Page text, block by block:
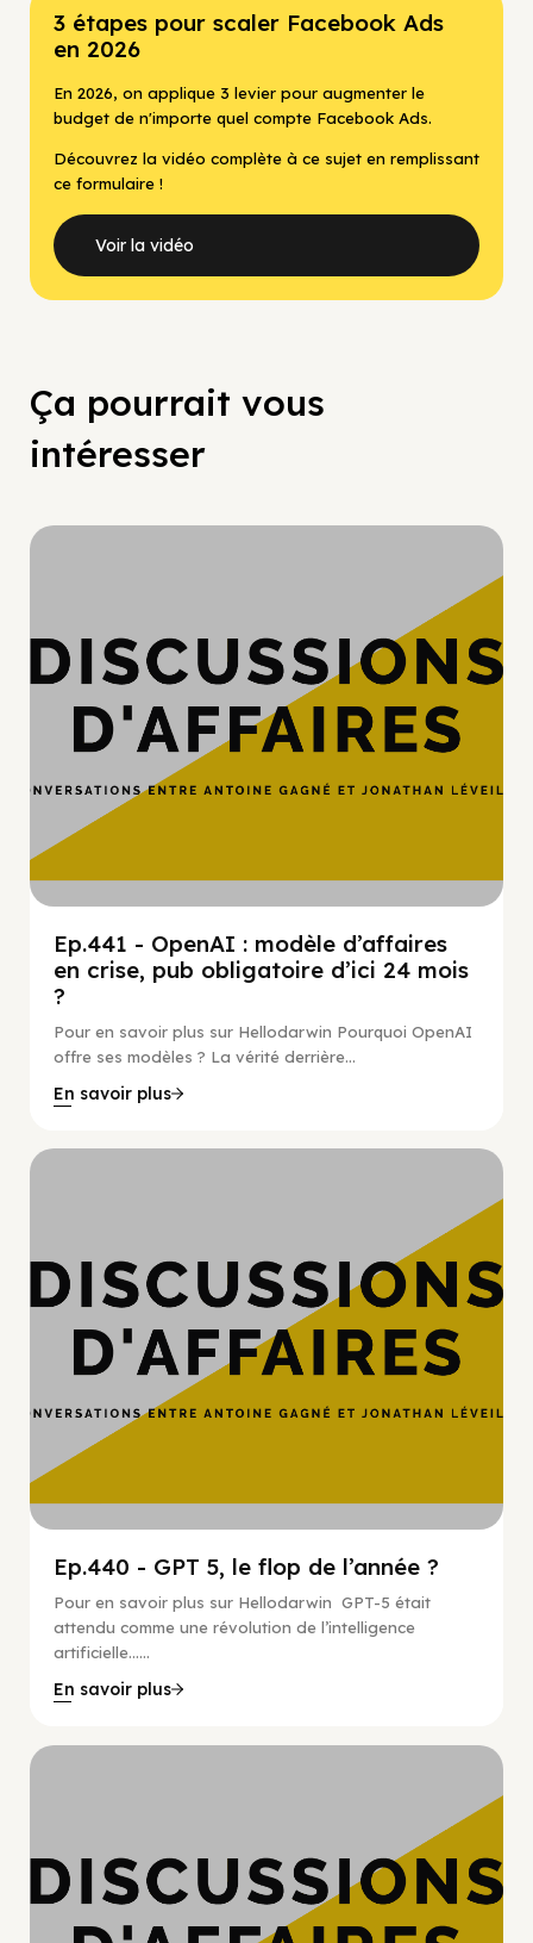
3 étapes pour scaler Facebook Ads
en 2026
En 2026, on applique 3 levier pour augmenter le
budget de n'importe quel compte Facebook Ads.
Découvrez la vidéo complète à ce sujet en remplissant
ce formulaire !
Voir la vidéo
Ça pourrait vous
intéresser
Ep.441 - OpenAI : modèle d’affaires
en crise, pub obligatoire d’ici 24 mois
?
Pour en savoir plus sur Hellodarwin Pourquoi OpenAI
offre ses modèles ? La vérité derrière...
En savoir plus
Ep.440 - GPT 5, le flop de l’année ?
Pour en savoir plus sur Hellodarwin GPT-5 était
attendu comme une révolution de l’intelligence
artificielle…...
En savoir plus